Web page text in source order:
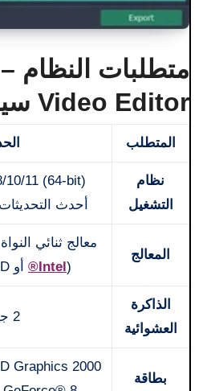
Video Editor سيريال
المتطلب
نظام
التشغيل
أحدث
المعالج
(
Intel® أو AMD® أو متوافق)
الذاكرة
العشوائية
2 جيجابايت
بطاقة